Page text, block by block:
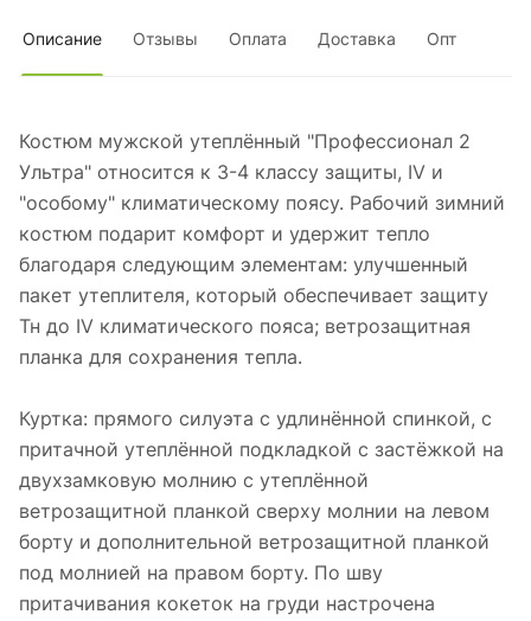
Описание Отзывы Оплата Доставка Опт
Костюм мужской утеплённый "Профессионал 2
Ультра" относится к 3-4 классу защиты, IV и
"особому" климатическому поясу. Рабочий зимний
костюм подарит комфорт и удержит тепло
благодаря следующим элементам: улучшенный
пакет утеплителя, который обеспечивает защиту
Тн до IV климатического пояса; ветрозащитная
планка для сохранения тепла.
Куртка: прямого силуэта с удлинённой спинкой, с
притачной утеплённой подкладкой с застёжкой на
двухзамковую молнию с утеплённой
ветрозащитной планкой сверху молнии на левом
борту и дополнительной ветрозащитной планкой
под молнией на правом борту. По шву
притачивания кокеток на груди настрочена